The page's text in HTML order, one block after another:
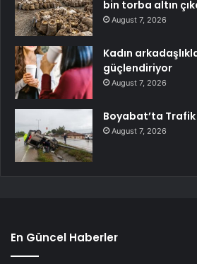
bin torba altın
August 7, 2026
Kadın
güçlendiriyor
August 7, 2026
Boyabat’ta Trafik
August 7, 2026
En Güncel Haberler